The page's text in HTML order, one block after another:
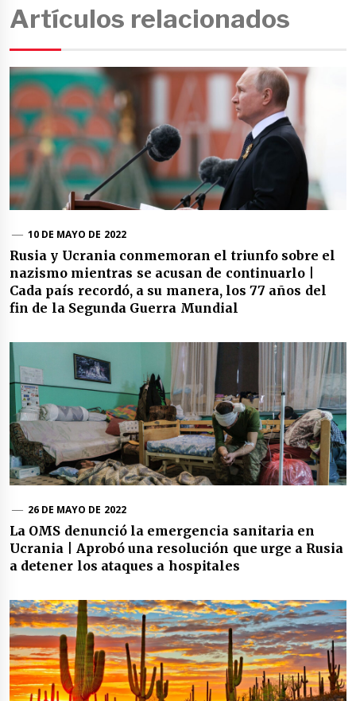
Artículos relacionados
10 DE MAYO DE 2022
Rusia y Ucrania conmemoran el triunfo sobre el
nazismo mientras se acusan de continuarlo |
Cada país recordó, a su manera, los 77 años del
fin de la Segunda Guerra Mundial
26 DE MAYO DE 2022
La OMS denunció la emergencia sanitaria en
Ucrania | Aprobó una resolución que urge a Rusia
a detener los ataques a hospitales